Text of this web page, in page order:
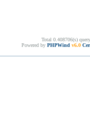
Total 0.408706(s)
Powered by PHPWind v6.0